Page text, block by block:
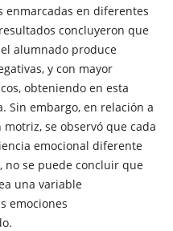
enmarcadas en diferentes
concluyeron que
alumnado produce
y con mayor
obteniendo en esta
Sin embargo, en relación a
se observó que cada
emocional diferente
no se puede concluir que
una variable
emociones